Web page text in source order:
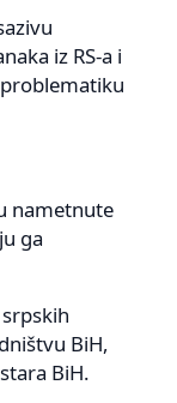
iz RS-a i
nametnute
ga
BiH,
BiH.